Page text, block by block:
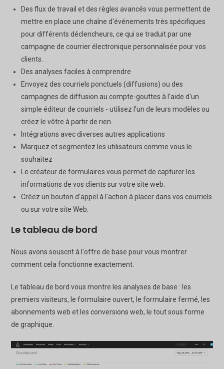
Des flux de travail et des règles avancés vous permettent de
mettre en place une chaîne d'événements très spécifiques
pour différents déclencheurs, ce qui se traduit par une
campagne de courrier électronique personnalisée pour vos
clients.
Des analyses faciles à comprendre
Envoyez des courriels ponctuels (diffusions) ou des
campagnes de diffusion au compte-gouttes à l'aide d'un
simple éditeur de courriels - utilisez l'un de leurs modèles ou
créez le vôtre à partir de rien.
Intégrations avec diverses autres applications
Marquez et segmentez les utilisateurs comme vous le
souhaitez
Le créateur de formulaires vous permet de capturer les
informations de vos clients sur votre site web.
Créez un bouton d'appel à l'action à placer dans vos courriels
ou sur votre site Web.
Le tableau de bord
Nous avons souscrit à l'offre de base pour vous montrer
comment cela fonctionne exactement.
Le tableau de bord vous montre les analyses de base : les
premiers visiteurs, le formulaire ouvert, le formulaire fermé, les
abonnements web et les conversions web, le tout sous forme
de graphique.